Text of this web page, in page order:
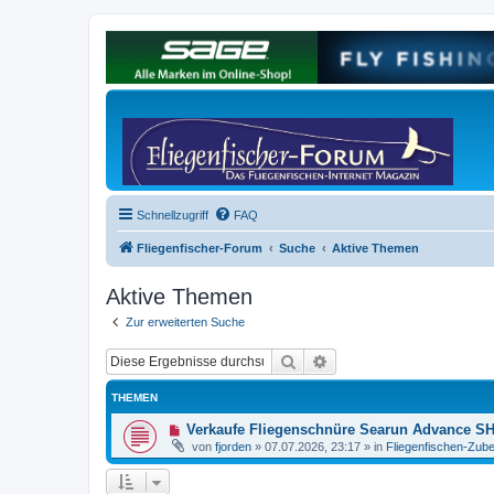
Schnellzugriff FAQ
Fliegenfischer-Forum Suche Aktive Themen
Aktive Themen
Zur erweiterten Suche
Suche
THEMEN
N
u
e
Verkaufe Fliegenschnüre Searun Advance
von fjorden » 07.07.2026, 23:17 » in Fliegenfischen-